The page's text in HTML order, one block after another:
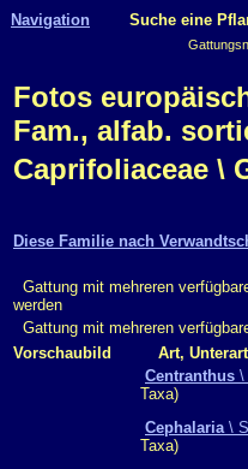
Navigation Suche eine
Fotos
Fam., alfab.
Caprifoliaceae \
Diese Familie nach
Gattung mit mehreren
werden
Gattung mit mehreren
Vorschaubild
Art,
Centranthus \
Taxa)
Cephalaria\
Taxa)